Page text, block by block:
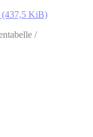
(437,5 KiB)